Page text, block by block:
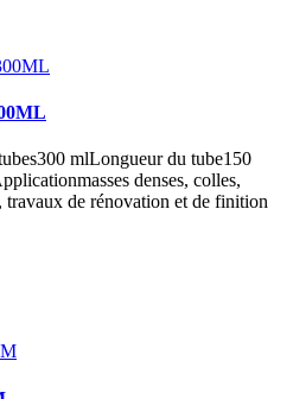
mlLongueur du tube150
denses, colles,
travaux de rénovation et de finition